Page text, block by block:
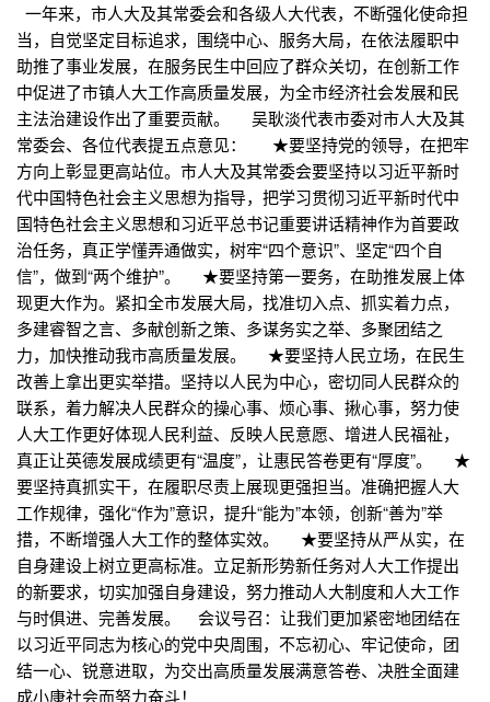
一年来，市人大及其常委会和各级人大代表，不断强化使命担
当，自觉坚定目标追求，围绕中心、服务大局，在依法履职中
助推了事业发展，在服务民生中回应了群众关切，在创新工作
中促进了市镇人大工作高质量发展，为全市经济社会发展和民
主法治建设作出了重要贡献。 吴耿淡代表市委对市人大及其
常委会、各位代表提五点意见： ★要坚持党的领导，在把牢
方向上彰显更高站位。市人大及其常委会要坚持以习近平新时
代中国特色社会主义思想为指导，把学习贯彻习近平新时代中
国特色社会主义思想和习近平总书记重要讲话精神作为首要政
治任务，真正学懂弄通做实，树牢“四个意识”、坚定“四个自
信”，做到“两个维护”。 ★要坚持第一要务，在助推发展上体
现更大作为。紧扣全市发展大局，找准切入点、抓实着力点，
多建睿智之言、多献创新之策、多谋务实之举、多聚团结之
力，加快推动我市高质量发展。 ★要坚持人民立场，在民生
改善上拿出更实举措。坚持以人民为中心，密切同人民群众的
联系，着力解决人民群众的操心事、烦心事、揪心事，努力使
人大工作更好体现人民利益、反映人民意愿、增进人民福祉，
真正让英德发展成绩更有“温度”，让惠民答卷更有“厚度”。 ★
要坚持真抓实干，在履职尽责上展现更强担当。准确把握人大
工作规律，强化“作为”意识，提升“能为”本领，创新“善为”举
措，不断增强人大工作的整体实效。 ★要坚持从严从实，在
自身建设上树立更高标准。立足新形势新任务对人大工作提出
的新要求，切实加强自身建设，努力推动人大制度和人大工作
与时俱进、完善发展。 会议号召：让我们更加紧密地团结在
以习近平同志为核心的党中央周围，不忘初心、牢记使命，团
结一心、锐意进取，为交出高质量发展满意答卷、决胜全面建
成小康社会而努力奋斗！